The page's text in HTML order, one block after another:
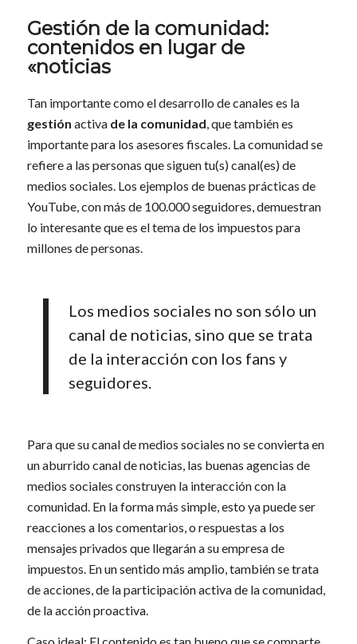
Gestión de la comunidad:
contenidos en lugar de
«noticias
Tan importante como el desarrollo de canales es la
gestión activa de la comunidad, que también es
importante para los asesores fiscales. La comunidad se
refiere a las personas que siguen tu(s) canal(es) de
medios sociales. Los ejemplos de buenas prácticas de
YouTube, con más de 100.000 seguidores, demuestran
lo interesante que es el tema de los impuestos para
millones de personas.
Los medios sociales no son sólo un
canal de noticias, sino que se trata
de la interacción con los fans y
seguidores.
Para que su canal de medios sociales no se convierta en
un aburrido canal de noticias, las buenas agencias de
medios sociales construyen la interacción con la
comunidad. En la forma más simple, esto ya puede ser
reacciones a los comentarios, o respuestas a los
mensajes privados que llegarán a su empresa de
impuestos. En un sentido más amplio, también se trata
de acciones, de la participación activa de la comunidad,
de la acción proactiva.